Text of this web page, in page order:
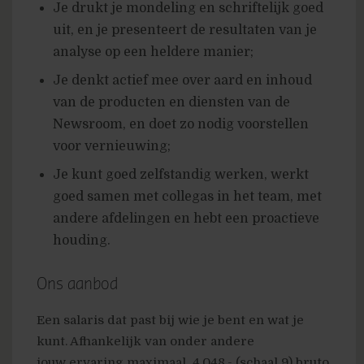
Je drukt je mondeling en schriftelijk goed
uit, en je presenteert de resultaten van je
analyse op een heldere manier;
Je denkt actief mee over aard en inhoud
van de producten en diensten van de
Newsroom, en doet zo nodig voorstellen
voor vernieuwing;
Je kunt goed zelfstandig werken, werkt
goed samen met collegas in het team, met
andere afdelingen en hebt een proactieve
houding.
Ons aanbod
Een salaris dat past bij wie je bent en wat je
kunt. Afhankelijk van onder andere